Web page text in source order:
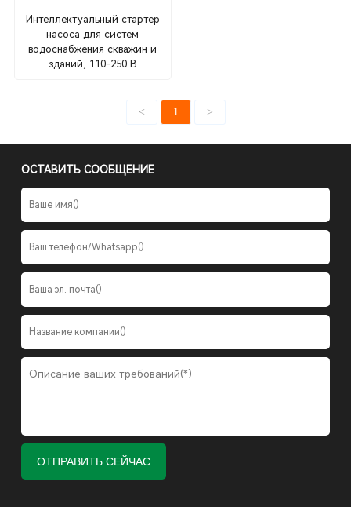
Интеллектуальный стартер
насоса для систем
водоснабжения скважин и
зданий, 110-250 В
< 1 >
ОСТАВИТЬ СООБЩЕНИЕ